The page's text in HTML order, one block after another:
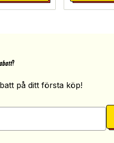
?
på ditt första köp!